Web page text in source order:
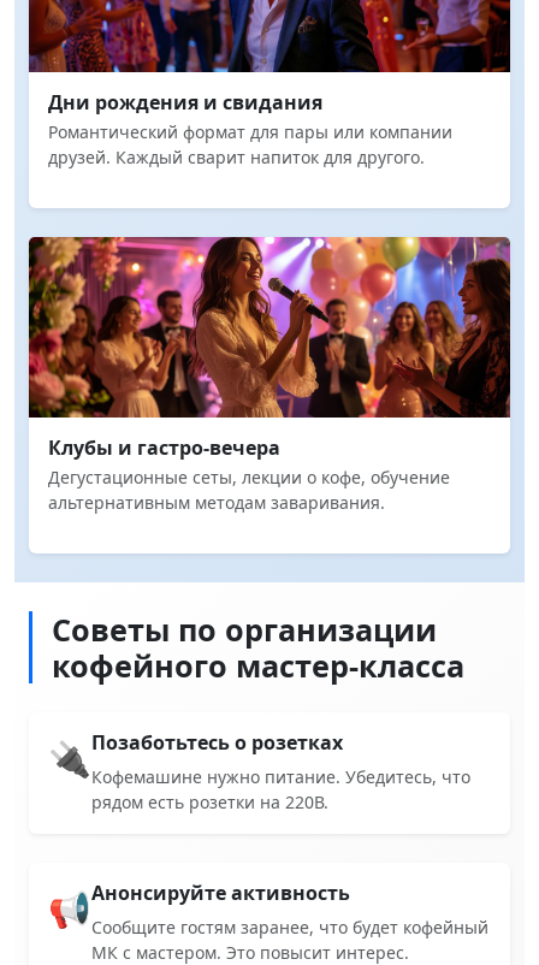
Дни рождения и свидания
Романтический формат для пары или компании
друзей. Каждый сварит напиток для другого.
Клубы и гастро-вечера
Дегустационные сеты, лекции о кофе, обучение
альтернативным методам заваривания.
Советы по организации
кофейного мастер-класса
🔌 Позаботьтесь о розетках
Кофемашине нужно питание. Убедитесь, что
рядом есть розетки на 220В.
📢Анонсируйте активность
Сообщите гостям заранее, что будет кофейный
МК с мастером. Это повысит интерес.